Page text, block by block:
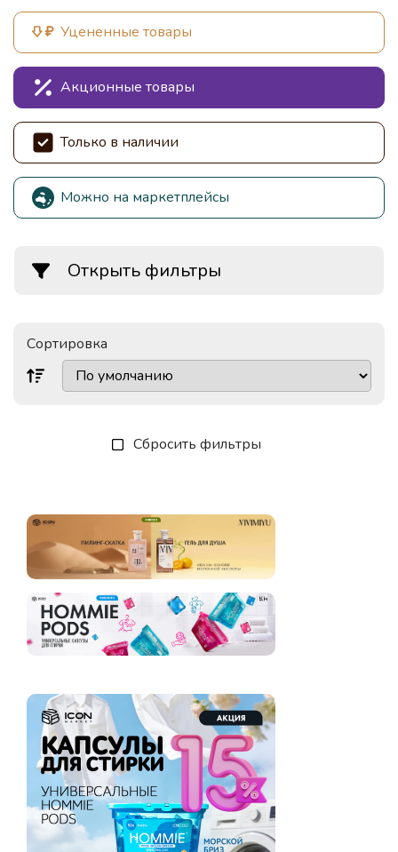
Уцененные товары
Акционные товары
Только в наличии
Можно на маркетплейсы
Открыть фильтры
Сортировка
Сбросить фильтры